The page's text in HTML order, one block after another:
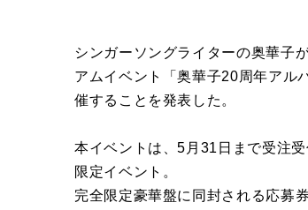
シンガーソングライターの奥華子
アムイベント「奥華子20周年アル
催することを発表した。
本イベントは、5月31日まで受注
限定イベント。
完全限定豪華盤に同封される応募